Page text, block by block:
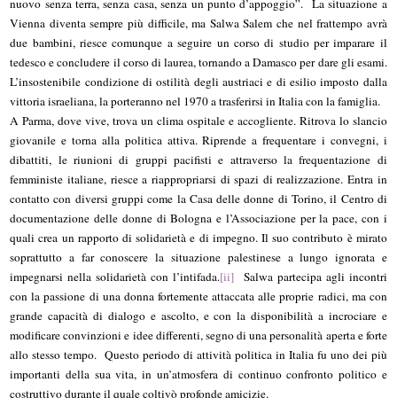
nuovo senza terra, senza casa, senza un punto d’appoggio”. La situazione a
Vienna diventa sempre più difficile, ma Salwa Salem che nel frattempo avrà
due bambini, riesce comunque a seguire un corso di studio per imparare il
tedesco e concludere il corso di laurea, tornando a Damasco per dare gli esami.
L’insostenibile condizione di ostilità degli austriaci e di esilio imposto dalla
vittoria israeliana, la porteranno nel 1970 a trasferirsi in Italia con la famiglia.
A Parma, dove vive, trova un clima ospitale e accogliente. Ritrova lo slancio
giovanile e torna alla politica attiva. Riprende a frequentare i convegni, i
dibattiti, le riunioni di gruppi pacifisti e attraverso la frequentazione di
femministe italiane, riesce a riappropriarsi di spazi di realizzazione. Entra in
contatto con diversi gruppi come la Casa delle donne di Torino, il Centro di
documentazione delle donne di Bologna e l’Associazione per la pace, con i
quali crea un rapporto di solidarietà e di impegno. Il suo contributo è mirato
soprattutto a far conoscere la situazione palestinese a lungo ignorata e
impegnarsi nella solidarietà con l’intifada.[ii] Salwa partecipa agli incontri
con la passione di una donna fortemente attaccata alle proprie radici, ma con
grande capacità di dialogo e ascolto, e con la disponibilità a incrociare e
modificare convinzioni e idee differenti, segno di una personalità aperta e forte
allo stesso tempo. Questo periodo di attività politica in Italia fu uno dei più
importanti della sua vita, in un’atmosfera di continuo confronto politico e
costruttivo durante il quale coltivò profonde amicizie.